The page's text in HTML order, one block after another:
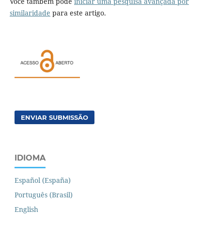
similaridade para este artigo.
ENVIAR SUBMISSÃO
IDIOMA
Español (España)
Português (Brasil)
English